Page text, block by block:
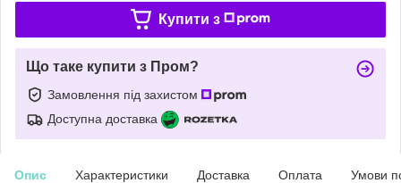
Купити з
Що таке купити з Пром?
Замовлення під захистом
Доступна доставка
Опис Характеристики Доставка Оплата Умови